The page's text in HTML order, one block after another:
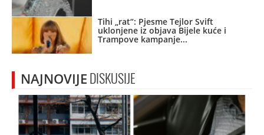
Tihi „rat“: Pjesme Tejlor Svift
uklonjene iz objava Bijele kuće i
Trampove kampanje
NAJNOVIJE DISKUSIJE